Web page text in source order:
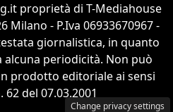
proprietà di T-Mediahouse
Milano - P.Iva 06933670967 -
giornalistica, in quanto
periodicità. Non può
prodotto editoriale ai sensi
del 07.03.2001
Change privacy settings